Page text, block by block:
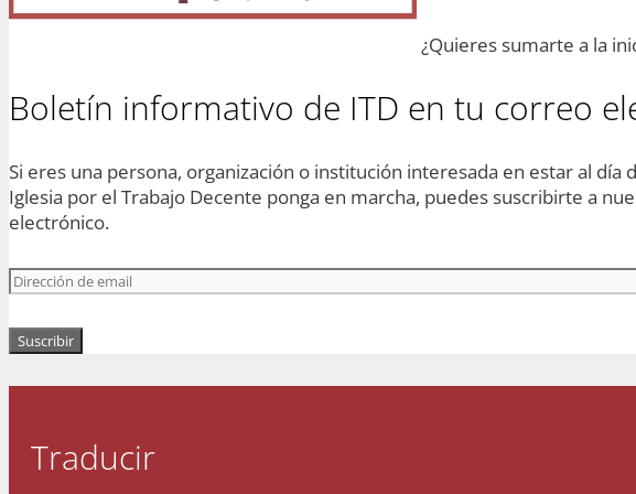
¿Quieres sumarte a la
Boletín informativo de ITD en tu correo
Si eres una persona, organización o institución interesada en estar al día
Iglesia por el Trabajo Decente ponga en marcha, puedes suscribirte a
electrónico.
Dirección
email
Suscribir
Traducir